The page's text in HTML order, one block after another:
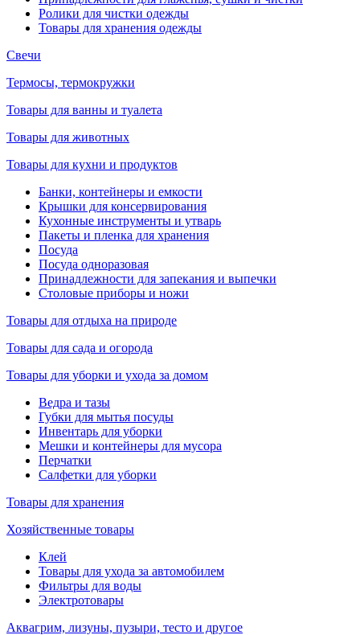
Ролики для чистки одежды
Товары для хранения одежды
Свечи
Термосы, термокружки
Товары для ванны и туалета
Товары для животных
Товары для кухни и продуктов
Банки, контейнеры и емкости
Крышки для консервирования
Кухонные инструменты и утварь
Пакеты и пленка для хранения
Посуда
Посуда одноразовая
Принадлежности для запекания и выпечки
Столовые приборы и ножи
Товары для отдыха на природе
Товары для сада и огорода
Товары для уборки и ухода за домом
Ведра и тазы
Губки для мытья посуды
Инвентарь для уборки
Мешки и контейнеры для мусора
Перчатки
Салфетки для уборки
Товары для хранения
Хозяйственные товары
Клей
Товары для ухода за автомобилем
Фильтры для воды
Электротовары
Аквагрим, лизуны, пузыри, тесто и другое